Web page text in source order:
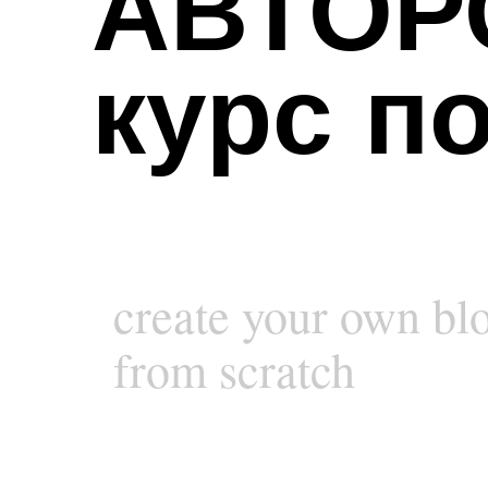
курс
create your own
from scratch